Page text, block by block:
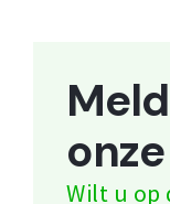
Wilt u op